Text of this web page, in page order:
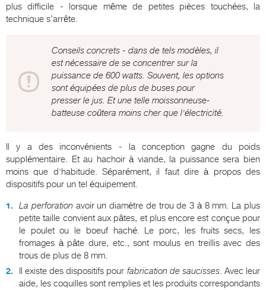
plus difficile - lorsque même de petites pièces touchées, la
technique s’arrête.
Conseils concrets - dans de tels modèles, il
est nécessaire de se concentrer sur la
puissance de 600 watts. Souvent, les options
sont équipées de plus de buses pour
presser le jus. Et une telle moissonneuse-
batteuse coûtera moins cher que l'électricité.
Il y a des inconvénients - la conception gagne du poids
supplémentaire. Et au hachoir à viande, la puissance sera bien
moins que d'habitude. Séparément, il faut dire à propos des
dispositifs pour un tel équipement.
La perforation avoir un diamètre de trou de 3 à 8 mm. La plus
petite taille convient aux pâtes, et plus encore est conçue pour
le poulet ou le boeuf haché. Le porc, les fruits secs, les
fromages à pâte dure, etc., sont moulus en treillis avec des
trous de plus de 8 mm.
Il existe des dispositifs pour fabrication de saucisses. Avec leur
aide, les coquilles sont remplies et les produits correspondants